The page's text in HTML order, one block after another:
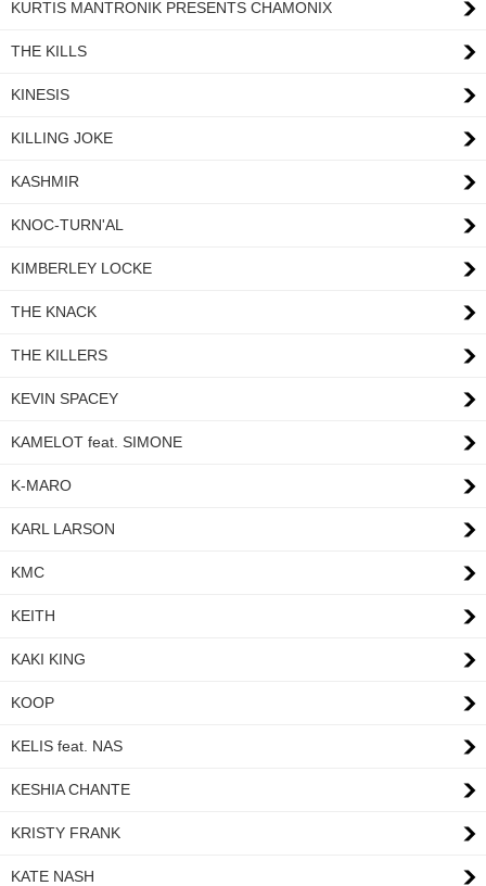
KURTIS MANTRONIK PRESENTS CHAMONIX
THE KILLS
KINESIS
KILLING JOKE
KASHMIR
KNOC-TURN'AL
KIMBERLEY LOCKE
THE KNACK
THE KILLERS
KEVIN SPACEY
KAMELOT feat. SIMONE
K-MARO
KARL LARSON
KMC
KEITH
KAKI KING
KOOP
KELIS feat. NAS
KESHIA CHANTE
KRISTY FRANK
KATE NASH